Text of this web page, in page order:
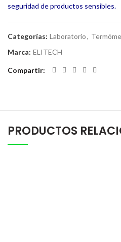
seguridad de productos sensibles.
Categorías: Laboratorio,
Marca: ELITECH
Compartir
PRODUCTOS